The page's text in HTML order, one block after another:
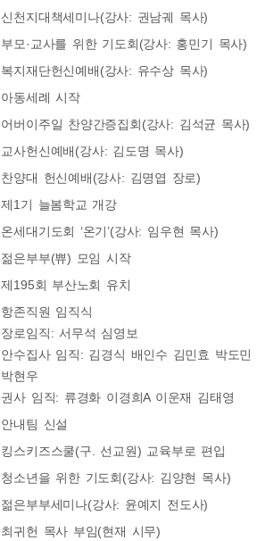
신천지대책세미나(강사: 권남궤 목사)
부모·교사를 위한 기도회(강사: 홍민기 목사)
복지재단헌신예배(강사: 유수상 목사)
아동세례 시작
어버이주일 찬양간증집회(강사: 김석균 목사)
교사헌신예배(강사: 김도명 목사)
찬양대 헌신예배(강사: 김명엽 장로)
제1기 늘봄학교 개강
온세대기도회 ‘온기’(강사: 임우현 목사)
젊은부부(쀼) 모임 시작
제195회 부산노회 유치
항존직원 임직식
장로임직: 서무석 심영보
안수집사 임직: 김경식 배인수 김민효 박도민
박현우
권사 임직: 류경화 이경희A 이운재 김태영
안내팀 신설
킹스키즈스쿨(구. 선교원) 교육부로 편입
청소년을 위한 기도회(강사: 김양현 목사)
젊은부부세미나(강사: 윤예지 전도사)
최귀헌 목사 부임(현재 시무)